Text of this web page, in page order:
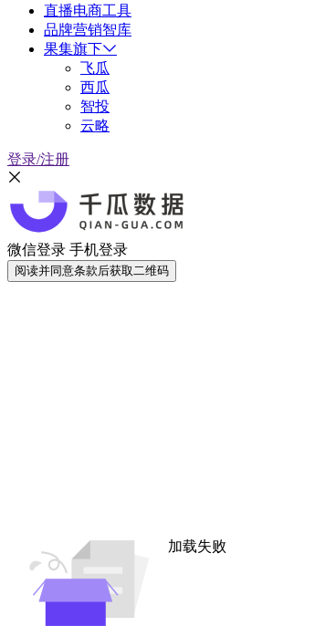
直播电商工具
品牌营销智库
果集旗下
飞瓜
西瓜
智投
云略
登录/注册
微信登录 手机登录
阅读并同意条款后获取二维码
加载失败